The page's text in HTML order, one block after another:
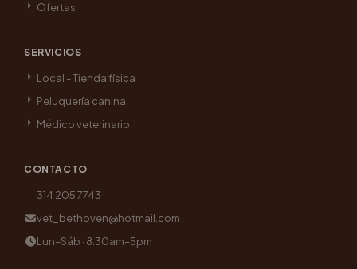
Ofertas
SERVICIOS
Local - Tienda física
Peluquería canina
Médico veterinario
CONTACTO
314 205 7743
vet_bethoven@hotmail.com
Lun–Sáb · 8:30am–5pm